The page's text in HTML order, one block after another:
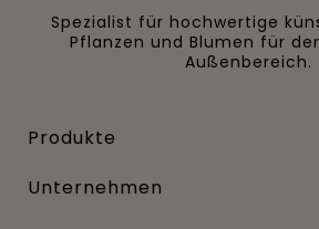
Spezialist für hochwertige
Pflanzen und Blumen für
Außenbereich.
Produkte
Unternehmen